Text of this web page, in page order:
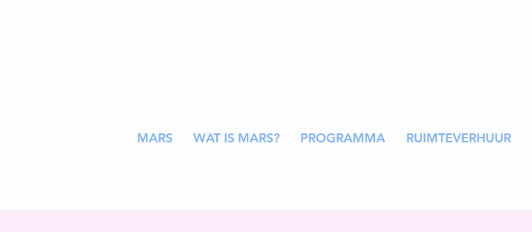
MARS WAT IS MARS? PROGRAMMA RUIMTEVERHUUR